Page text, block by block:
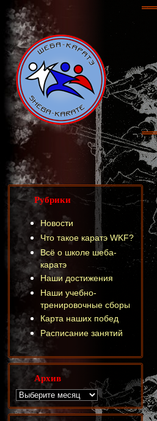
Рубрики
Новости
Что такое каратэ WKF?
Всё о школе шеба-
каратэ
Наши достижения
Наши учебно-
тренировочные сборы
Карта наших побед
Расписание занятий
Архив